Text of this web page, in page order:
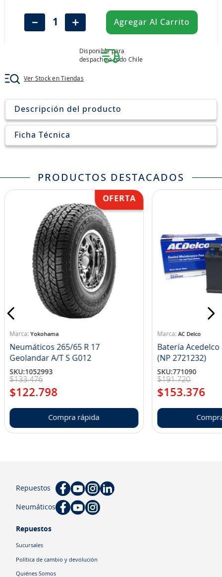
＋
－ Agregar Al Carrito
Disponible para
despacho a todo Chile
Ver Stock en Tiendas
Descripción del producto
Ficha Técnica
PRODUCTOS DESTACADOS
Yokohama
Neumáticos 265/65 R 17
Geolandar A/T S G012
SKU:1052993
$133.476
$122.798
Compra rápida
AC Delco
Batería Acedelco
(NP 2721232)
SKU:771090
$191.720
$153.376
Repuestos
Neumáticos
Repuestos
Sucursales
Política de cambio y devolución
Quiénes Somos
265